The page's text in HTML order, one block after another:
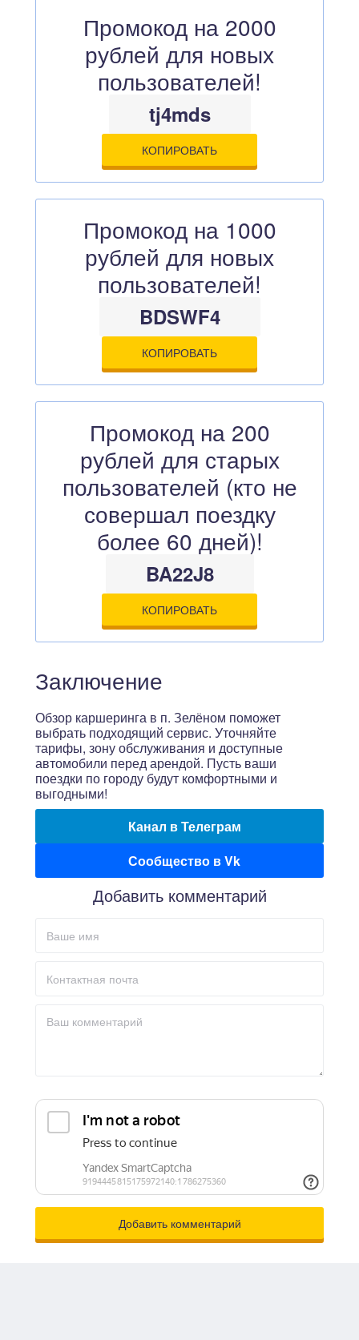
Промокод на 2000
рублей для новых
пользователей!
tj4mds
КОПИРОВАТЬ
Промокод на 1000
рублей для новых
пользователей!
BDSWF4
КОПИРОВАТЬ
Промокод на 200
рублей для старых
пользователей (кто не
совершал поездку
более 60 дней)!
BA22J8
КОПИРОВАТЬ
Заключение
Обзор каршеринга в п. Зелёном поможет
выбрать подходящий сервис. Уточняйте
тарифы, зону обслуживания и доступные
автомобили перед арендой. Пусть ваши
поездки по городу будут комфортными и
выгодными!
Канал в Телеграм
Сообщество в Vk
Добавить комментарий